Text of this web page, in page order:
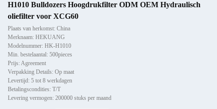
H1010 Bulldozers Hoogdrukfilter ODM OEM Hydraulisch
oliefilter voor XCG60
Plaats van herkomst: China
Merknaam: HEKUANG
Modelnummer: HK-H1010
Min. bestelaantal: 500pieces
Prijs: Agreement
Verpakking Details: Op maat
Levertijd: 5 tot 8 werkdagen
Betalingscondities: T/T
Levering vermogen: 200000 stuks per maand